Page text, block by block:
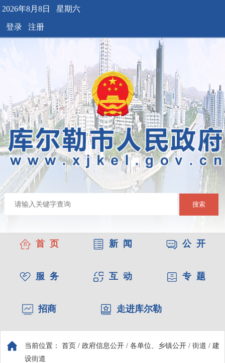
2026年8月8日 星期六
登录 注册
搜索
首 页 新 闻 公 开
服 务 互 动 专 题
招商 走进库尔勒
当前位置： 首页 / 政府信息公开 / 各单位、乡镇公开 / 街道 / 建
设街道